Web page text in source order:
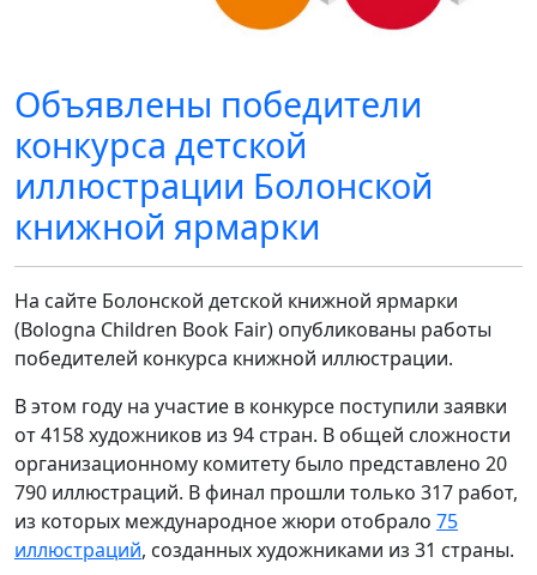
Объявлены победители
конкурса детской
иллюстрации Болонской
книжной ярмарки
На сайте Болонской детской книжной ярмарки
(Bologna Children Book Fair) опубликованы работы
победителей конкурса книжной иллюстрации.
В этом году на участие в конкурсе поступили заявки
от 4158 художников из 94 стран. В общей сложности
организационному комитету было представлено 20
790 иллюстраций. В финал прошли только 317 работ,
из которых международное жюри отобрало 75
иллюстраций, созданных художниками из 31 страны.